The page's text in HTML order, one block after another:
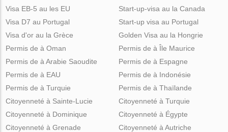
Visa EB-5 au les EU
Visa D7 au Portugal
Visa d'or au la Grèce
Start-up-visa au la Canada
Start-up visa au Portugal
Golden Visa au la Hongrie
Permis de à Oman
Permis de à Arabie Saoudite
Permis de à EAU
Permis de à Turquie
Permis de à Île Maurice
Permis de à Espagne
Permis de à Indonésie
Permis de à Thaïlande
Citoyenneté à Sainte-Lucie
Citoyenneté à Dominique
Citoyenneté à Grenade
Citoyenneté à Turquie
Citoyenneté à Égypte
Citoyenneté à Autriche